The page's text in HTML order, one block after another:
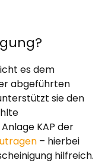
es dem
abgeführten
sie den
KAP der
– hierbei
hilfreich.